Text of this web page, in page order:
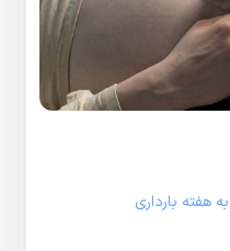
هفته بارداری